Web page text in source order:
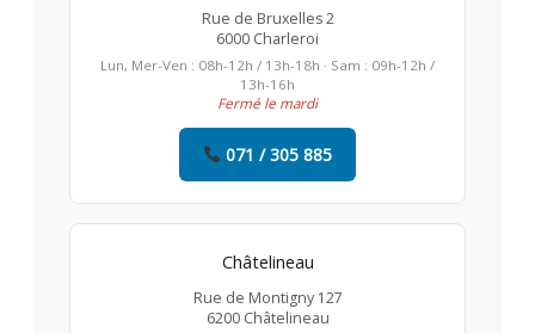
Rue de Bruxelles 2
6000 Charleroi
Lun, Mer-Ven : 08h-12h / 13h-18h · Sam : 09h-12h /
13h-16h
Fermé le mardi
071 / 305 885
Châtelineau
Rue de Montigny 127
6200 Châtelineau